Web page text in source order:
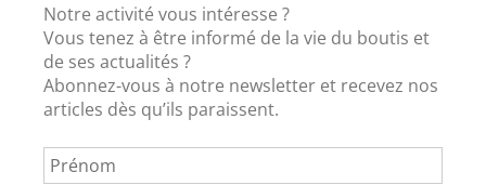
Notre activité vous intéresse ?
Vous tenez à être informé de la vie du boutis et
de ses actualités ?
Abonnez-vous à notre newsletter et recevez nos
articles dès qu’ils paraissent.